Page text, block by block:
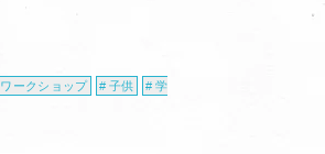
ワークショップ 子供 学